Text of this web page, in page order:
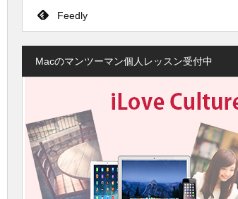
Feedly
Macのマンツーマン個人レッスン受付中